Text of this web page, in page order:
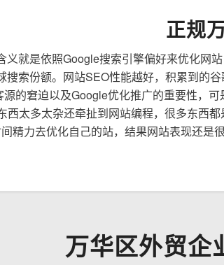
正规
义就是依照Google搜索引擎偏好来优化网
搜索份额。网站SEO性能越好，积累到的
源的窘迫以及Google优化推广的重要性，
西太多太杂还牵扯到网站编程，很多东西
精力去优化自己的站，结果网站表现还是
万华区外贸企